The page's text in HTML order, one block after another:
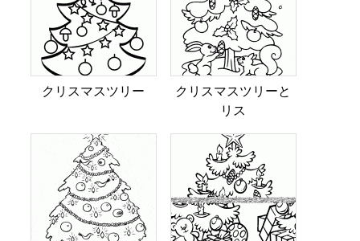
クリスマスツリー
クリスマスツリーと
リス